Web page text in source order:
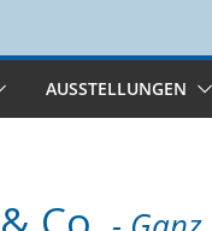
AUSSTELLUNGEN